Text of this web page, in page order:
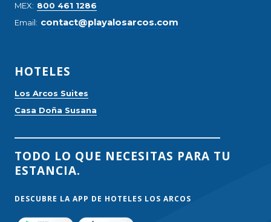
MEX: 800 461 1286
Email: ​contact@playalosarcos.com
HOTELES
Los Arcos Suites
Casa Doña Susana
TODO LO QUE NECESITAS PARA TU
ESTANCIA.
DESCUBRE LA APP DE HOTELES LOS ARCOS